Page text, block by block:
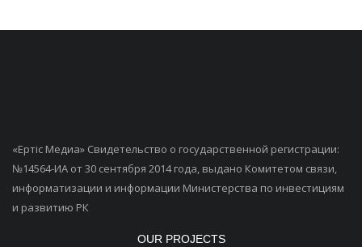
«Ертiс Медиа» Свидетельство о государственной регистрации:
№14564-ИА от 30 сентября 2014 года, выдано Комитетом связи,
информатизации и информации Министерства по инвестициям
и развитию РК
OUR PROJECTS